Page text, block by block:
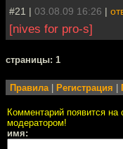
#21 | 03.08.09 16:26 |
[nives for pro-s]
cтраницы: 1
Правила| Регистрация
Комментарий появится на
модератором!
имя: